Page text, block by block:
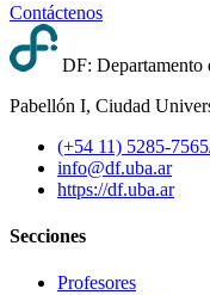
Contáctenos
DF: Departamento
Pabellón I, Ciudad
(+54 11) 5285-
info@df.uba.ar
https://df.uba.ar
Secciones
Profesores